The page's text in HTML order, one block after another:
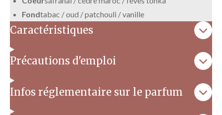
Fondtabac / oud / patchouli / vanille
Caractéristiques
Précautions d'emploi
Infos réglementaire sur le parfum